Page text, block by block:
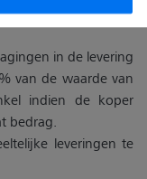
ieder ander contract
in de levering
van de waarde van
indien de koper
bedrag.
leveringen te